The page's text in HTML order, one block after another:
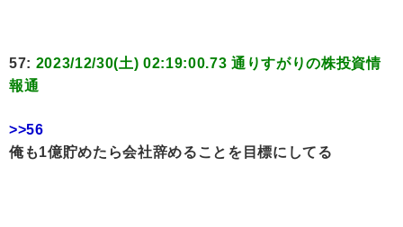
57: 2023/12/30(土) 02:19:00.73 通りすがりの株投資情
報通
>>56
俺も1億貯めたら会社辞めることを目標にしてる